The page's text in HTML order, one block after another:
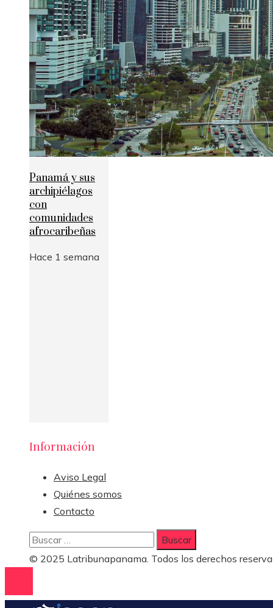
Panamá y sus
archipiélagos
con
comunidades
afrocaribeñas
Hace 1 semana
Información
Aviso Legal
Quiénes somos
Contacto
Buscar:
© 2025 Latribunapanama. Todos los derechos